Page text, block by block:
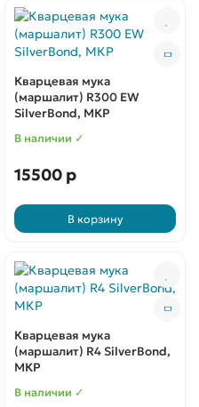
Кварцевая мука
(маршалит) R300 EW
SilverBond, МКР
В наличии ✓
15500 р
В корзину
Кварцевая мука
(маршалит) R4 SilverBond,
МКР
В наличии ✓